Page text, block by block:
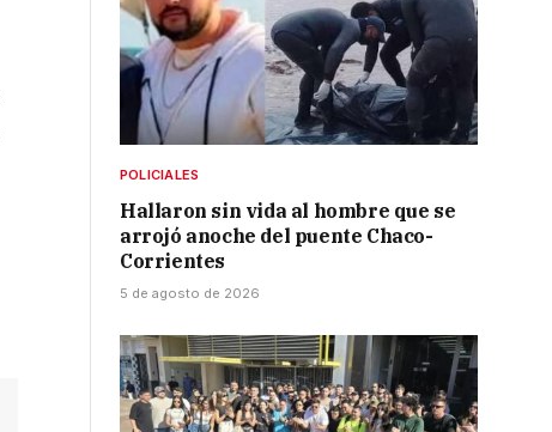
POLICIALES
Hallaron sin vida al hombre que se
arrojó anoche del puente Chaco-
Corrientes
5 de agosto de 2026